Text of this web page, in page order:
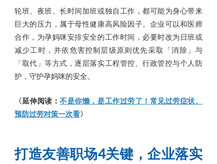
轮班、夜班、长时间加班或独自工作，都可能为身心带来
巨大的压力，属于母性健康高风险因子。企业可以和医师
合作，为孕妈咪安排安全的工作时间，必要时改为日班或
减少工时，并依危害控制层级原则优先采取「消除」与
「取代」等方式，逐层落实工程管控、行政管控与个人防
护，守护孕妈咪的安全。
〈延伸阅读：不是你懒，是工作过劳了！常见过劳症状、
预防过劳对策一次看〉
打造友善职场4关键，企业落实